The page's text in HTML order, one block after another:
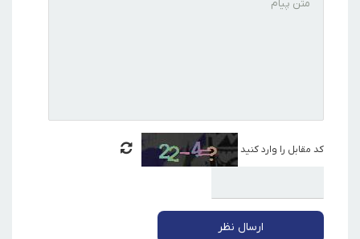
کد مقابل را وارد کنید
ارسال نظر